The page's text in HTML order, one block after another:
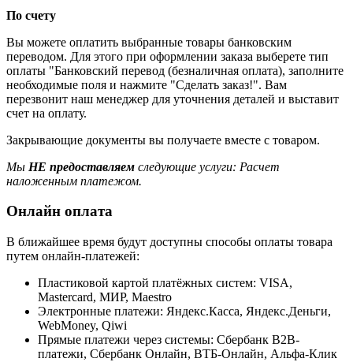
По счету
Вы можете оплатить выбранные товары банковским
переводом. Для этого при оформлении заказа выберете тип
оплаты "Банковский перевод (безналичная оплата), заполните
необходимые поля и нажмите "Сделать заказ!". Вам
перезвонит наш менеджер для уточнения деталей и выставит
счет на оплату.
Закрывающие документы вы получаете вместе с товаром.
Мы НЕ предоставляем следующие услуги: Расчет
наложенным платежом.
Онлайн оплата
В ближайшее время будут доступны способы оплаты товара
путем онлайн-платежей:
Пластиковой картой платёжных систем: VISA,
Mastercard, МИР, Maestrо
Электронные платежи: Яндекс.Касса, Яндекс.Деньги,
WebMoney, Qiwi
Прямые платежи через системы: Сбербанк B2B-
платежи, Сбербанк Онлайн, ВТБ-Онлайн, Альфа-Клик